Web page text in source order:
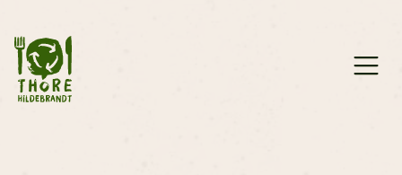
Inhalt
springen